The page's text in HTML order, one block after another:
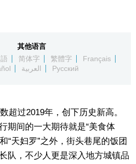
其他语言
简体字 繁體字
Français
العربية Русский
超过2019年，创下历史新高。
期间的一大期待就是“美食体
“天妇罗”之外，街头巷尾的饭团
队，不少人更是深入地方城镇品